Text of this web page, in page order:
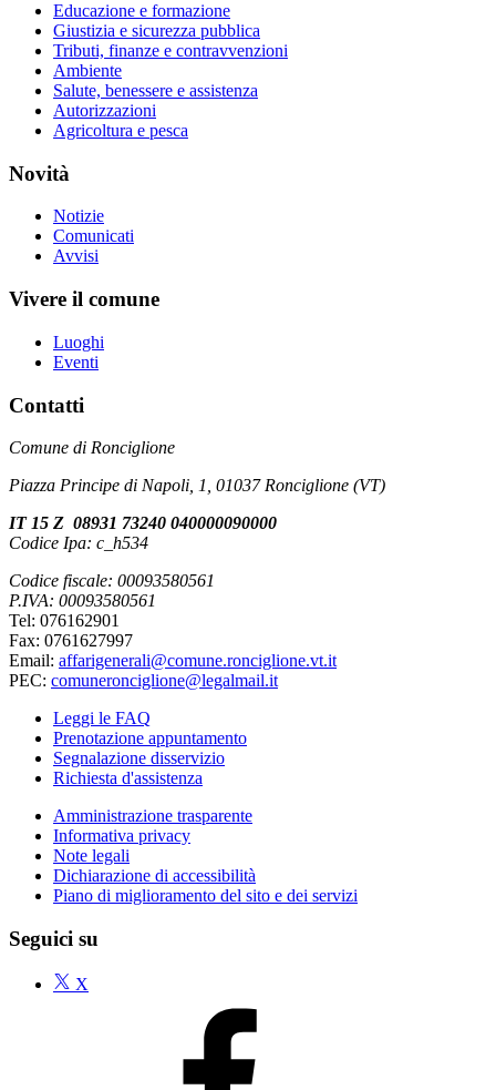
Educazione e formazione
Giustizia e sicurezza pubblica
Tributi, finanze e contravvenzioni
Ambiente
Salute, benessere e assistenza
Autorizzazioni
Agricoltura e pesca
Novità
Notizie
Comunicati
Avvisi
Vivere il comune
Luoghi
Eventi
Contatti
Comune di Ronciglione
Piazza Principe di Napoli, 1, 01037 Ronciglione (VT)
IT 15 Z 08931 73240 040000090000
Codice Ipa: c_h534
Codice fiscale: 00093580561
P.IVA: 00093580561
Tel: 076162901
Fax: 0761627997
Email: affarigenerali@comune.ronciglione.vt.it
PEC: comuneronciglione@legalmail.it
Leggi le FAQ
Prenotazione appuntamento
Segnalazione disservizio
Richiesta d'assistenza
Amministrazione trasparente
Informativa privacy
Note legali
Dichiarazione di accessibilità
Piano di miglioramento del sito e dei servizi
Seguici su
X